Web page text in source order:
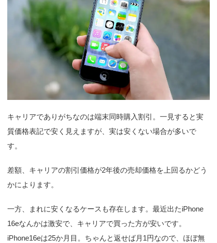
キャリアでありがちなのは端末同時購入割引。一見すると実
質価格表記で安く見えますが、実は安くない場合が多いで
す。
差額、キャリアの割引価格が2年後の売却価格を上回るかどう
かによります。
一方、まれに安くなるケースも存在します。最近出たiPhone
16eなんかは激安で、キャリアで買った方が安いです。
iPhone16eは25か月目。ちゃんと返せば月1円なので、ほぼ無